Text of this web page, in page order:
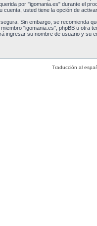
por "igomania.es" durante el
usted tiene la opción de
Sin embargo, se recomienda
"igomania.es", phpBB u
ingresar su nombre de usuario y su
Traducción al